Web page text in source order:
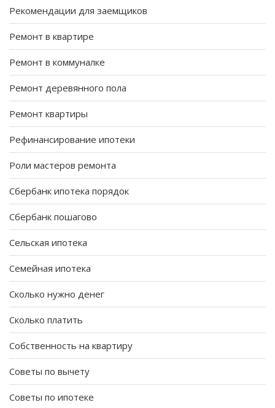
Рекомендации для заемщиков
Ремонт в квартире
Ремонт в коммуналке
Ремонт деревянного пола
Ремонт квартиры
Рефинансирование ипотеки
Роли мастеров ремонта
Сбербанк ипотека порядок
Сбербанк пошагово
Сельская ипотека
Семейная ипотека
Сколько нужно денег
Сколько платить
Собственность на квартиру
Советы по вычету
Советы по ипотеке